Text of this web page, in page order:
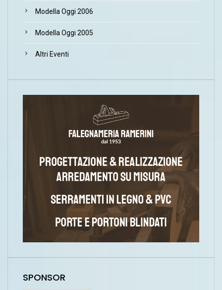
Modella Oggi 2006
Modella Oggi 2005
Altri Eventi
SPONSOR